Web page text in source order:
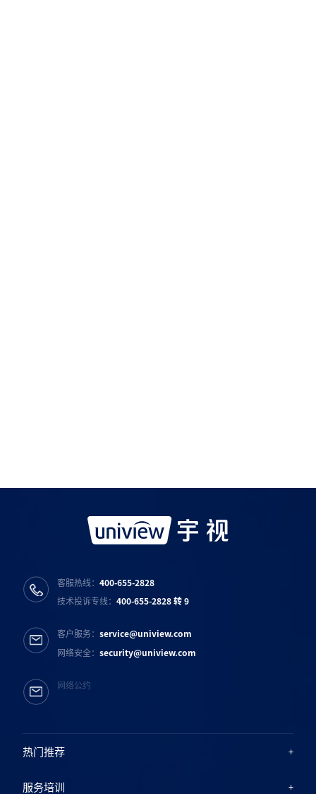
热门推荐
服务培训
客服热线：400-655-2828
技术投诉专线：400-655-2828 转 9
客户服务：service@uniview.com
网络安全：security@uniview.com
网络公约